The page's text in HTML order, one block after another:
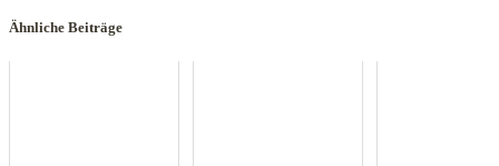
Ähnliche Beiträge